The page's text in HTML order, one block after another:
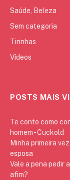
Saúde, Beleza
Sem categoria
Tirinhas
Vídeos
POSTS MAIS
Te conto como
homem - Cuckold
Minha primeira
esposa
Vale a pena pedir
afim?